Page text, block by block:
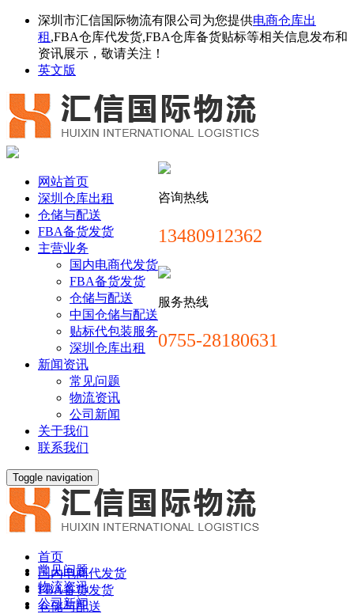
深圳市汇信国际物流有限公司为您提供电商仓库出
租 ,FBA仓库代发货,FBA仓库备货贴标等相关信息发布和
资讯展示，敬请关注！
英文版
咨询热线
13480912362
服务热线
0755-28180631
网站首页
深圳仓库出租
仓储与配送
FBA备货发货
主营业务
国内电商代发货
FBA备货发货
仓储与配送
中国仓储与配送
贴标代包装服务
深圳仓库出租
新闻资讯
常见问题
物流资讯
公司新闻
关于我们
联系我们
Toggle navigation
首页
国内电商代发货
FBA备货发货
仓储与配送
常见问题
物流资讯
公司新闻